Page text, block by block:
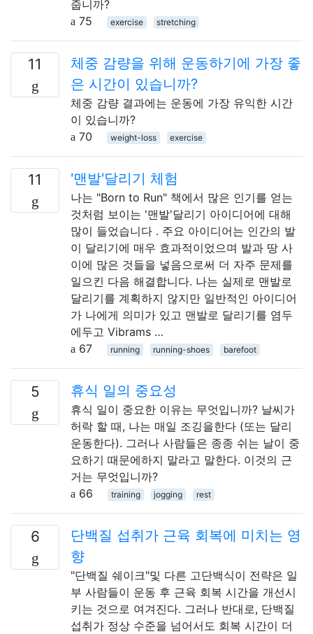
줍니까?
75
exercise stretching
11
체중 감량을 위해 운동하기에 가장 좋
은 시간이 있습니까?
체중 감량 결과에는 운동에 가장 유익한 시간
이 있습니까?
70
weight-loss exercise
11 '맨발'달리기 체험
나는 "Born to Run" 책에서 많은 인기를 얻는
것처럼 보이는 '맨발'달리기 아이디어에 대해
많이 들었습니다 . 주요 아이디어는 인간의 발
이 달리기에 매우 효과적이었으며 발과 땅 사
이에 많은 것들을 넣음으로써 더 자주 문제를
일으킨 다음 해결합니다. 나는 실제로 맨발로
달리기를 계획하지 않지만 일반적인 아이디어
가 나에게 의미가 있고 맨발로 달리기를 염두
에두고 Vibrams …
67
running running-shoes barefoot
5 휴식 일의 중요성
휴식 일이 중요한 이유는 무엇입니까? 날씨가
허락 할 때, 나는 매일 조깅을한다 (또는 달리
운동한다). 그러나 사람들은 종종 쉬는 날이 중
요하기 때문에하지 말라고 말한다. 이것의 근
거는 무엇입니까?
66
training jogging rest
6
단백질 섭취가 근육 회복에 미치는 영
향
"단백질 쉐이크"및 다른 고단백식이 전략은 일
부 사람들이 운동 후 근육 회복 시간을 개선시
키는 것으로 여겨진다. 그러나 반대로, 단백질
섭취가 정상 수준을 넘어서도 회복 시간이 더